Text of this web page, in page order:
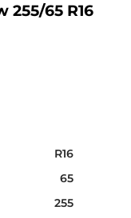
255/65 R16
R16
65
255